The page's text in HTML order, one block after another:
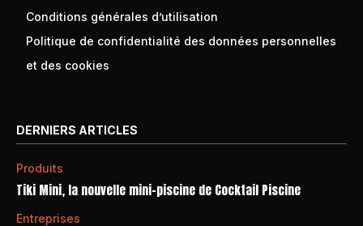
Conditions générales d’utilisation
Politique de confidentialité des données personnelles
et des cookies
DERNIERS ARTICLES
Produits
Tiki Mini, la nouvelle mini-piscine de Cocktail Piscine
Entreprises